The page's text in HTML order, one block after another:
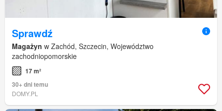
Sprawdź
Magażyn w Zachód, Szczecin, Województwo
zachodniopomorskie
17 m²
30+ dni temu
DOMY.PL